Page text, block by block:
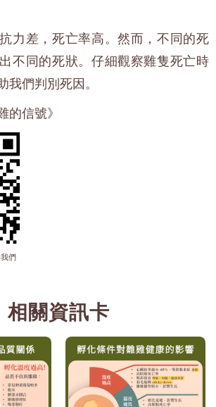
力差，死亡率高。然而，不同的死
不同的死狀。仔細觀察雞隻死亡時
我們判別死因。
的信號》
們
相關資訊卡